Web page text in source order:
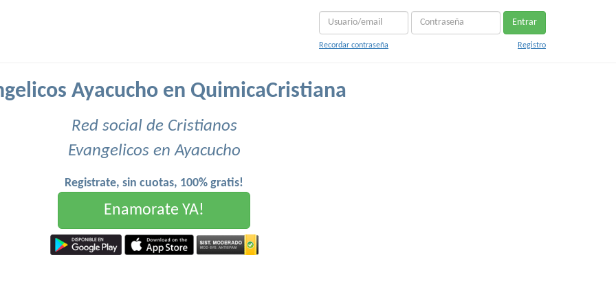
Entrar
Recordar contraseña Registro
Ayacucho en QuimicaCristiana
Red social de Cristianos
Evangelicos en Ayacucho
Registrate, sin cuotas, 100% gratis!
Enamorate YA!